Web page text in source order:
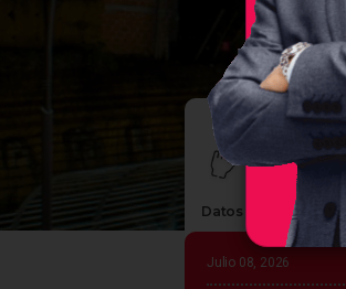
Datos claves del
Julio 08, 2026